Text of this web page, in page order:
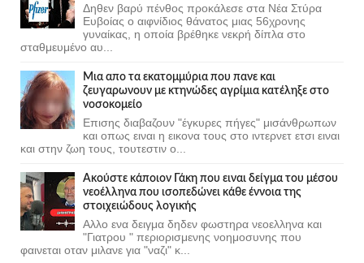
Δηθεν βαρύ πένθος προκάλεσε στα Νέα Στύρα
Ευβοίας ο αιφνίδιος θάνατος μιας 56χρονης
γυναίκας, η οποία βρέθηκε νεκρή δίπλα στο
σταθμευμένο αυ...
Μια απο τα εκατομμύρια που πανε και
ζευγαρωνουν με κτηνώδες αγρίμια κατέληξε στο
νοσοκομείο
Επισης διαβαζουν "έγκυρες πήγες" μισάνθρωπων
και οπως ειναι η εικονα τους στο ιντερνετ ετσι ειναι
και στην ζωη τους, τουτεστιν ο...
Ακούστε κάποιον Γάκη που ειναι δείγμα του μέσου
νεοέλληνα που ισοπεδώνει κάθε έννοια της
στοιχειώδους λογικής
Αλλο ενα δειγμα δηδεν φωστηρα νεοελληνα και
"Γιατρου " περιορισμενης νοημοσυνης που
φαινεται οταν μιλανε για "ναζι" κ...